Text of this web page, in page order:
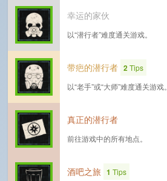
幸运的家伙
以“潜行者”难度通关游戏。
带疤的潜行者 2Tips
以“老手”或“大师”难度通关游戏。
真正的潜行者
前往游戏中的所有地点。
酒吧之旅 1 Tips